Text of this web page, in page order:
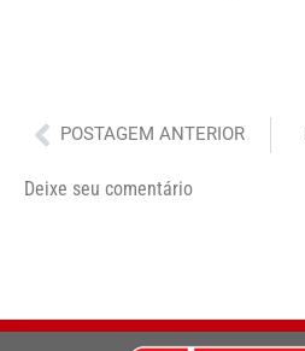
Anterior
POSTAGEM ANTERIOR
Deixe seu comentário